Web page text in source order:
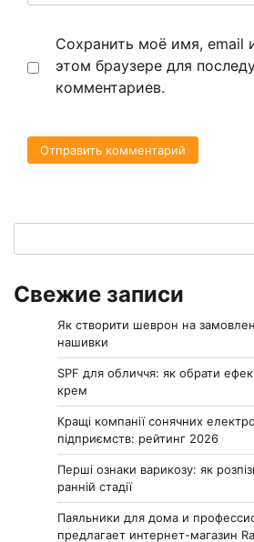
Сохранить моё имя, email
этом браузере для
комментариев.
Свежие записи
Як створити шеврон на
нашивки
SPF для обличчя: як обрати
крем
Кращі компанії сонячних
підприємств: рейтинг 2026
Перші ознаки варикозу: як
ранній стадії
Паяльники для дома и
предлагает интернет-магазин